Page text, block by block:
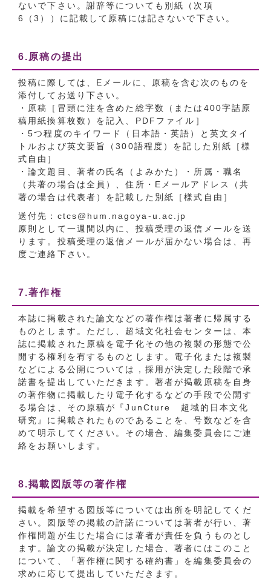
ないで下さい。謝辞等についても別紙（次項
6（3））に記載して原稿には記さないで下さい。
6.原稿の提出
投稿に際しては、Eメールに、原稿を含む次のものを
添付してお送り下さい。
・原稿［冒頭に注を含めた総字数（または400字詰原
稿用紙換算枚数）を記入、PDFファイル］
・5つ程度のキイワード（日本語・英語）と英文タイ
トルおよび英文要旨（300語程度）を記した別紙［様
式自由］
・論文題目、著者の氏名（よみかた）・所属・職名
（共著の場合は全員）、住所・Eメールアドレス（共
著の場合は代表者）を記載した別紙［様式自由］
送付先：ctcs@hum.nagoya-u.ac.jp
原則として一週間以内に、投稿受理の返信メールを送
ります。投稿受理の返信メールが届かない場合は、再
度ご連絡下さい。
7.著作権
本誌に掲載された論文などの著作権は著者に帰属する
ものとします。ただし、超域文化社会センターは、本
誌に掲載された原稿を電子化その他の複製の形態で公
開する権利を有するものとします。電子化または複製
などによる公開については，採用が決定した段階で承
諾書を提出していただきます。著者が掲載原稿を自身
の著作物に掲載したり電子化するなどの手段で公開す
る場合は、その原稿が『JunCture 超域的日本文化
研究』に掲載されたものであることを、号数などを含
めて明示してください。その場合、編集委員会にご連
絡をお願いします。
8.掲載図版等の著作権
掲載を希望する図版等については出所を明記してくだ
さい。図版等の掲載の許諾については著者が行い、著
作権問題が生じた場合には著者が責任を負うものとし
ます。論文の掲載が決定した場合、著者にはこのこと
について、「著作権に関する確約書」を編集委員会の
求めに応じて提出していただきます。